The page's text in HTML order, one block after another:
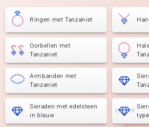
Ringen met Tanzaniet
Oorbellen met
Tanzaniet
Armbanden met
Tanzaniet
Sieraden met edelsteen
in blauw